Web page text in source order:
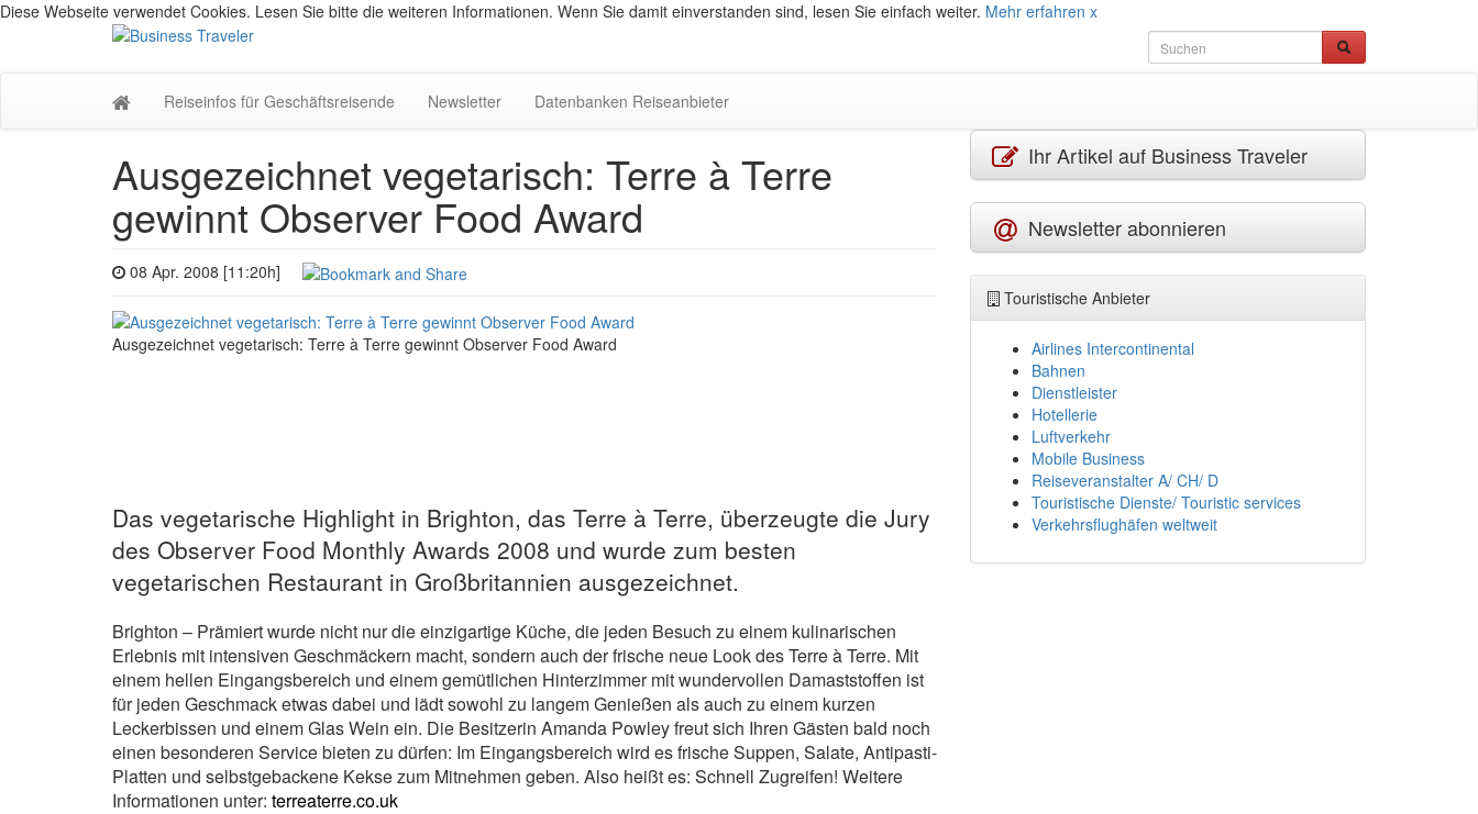
Diese Webseite verwendet Cookies. Lesen Sie bitte die weiteren Informationen. Wenn Sie damit einverstanden sind, lesen Sie einfach weiter. Mehr erfahren x
Reiseinfos für Geschäftsreisende Newsletter Datenbanken Reiseanbieter
Ausgezeichnet vegetarisch: Terre à Terre
gewinnt Observer Food Award
08 Apr. 2008 [11:20h]
Ausgezeichnet vegetarisch: Terre à Terre gewinnt Observer Food Award
Das vegetarische Highlight in Brighton, das Terre à Terre, überzeugte die Jury
des Observer Food Monthly Awards 2008 und wurde zum besten
vegetarischen Restaurant in Großbritannien ausgezeichnet.
Brighton – Prämiert wurde nicht nur die einzigartige Küche, die jeden Besuch zu einem kulinarischen
Erlebnis mit intensiven Geschmäckern macht, sondern auch der frische neue Look des Terre à Terre. Mit
einem hellen Eingangsbereich und einem gemütlichen Hinterzimmer mit wundervollen Damaststoffen ist
für jeden Geschmack etwas dabei und lädt sowohl zu langem Genießen als auch zu einem kurzen
Leckerbissen und einem Glas Wein ein. Die Besitzerin Amanda Powley freut sich Ihren Gästen bald noch
einen besonderen Service bieten zu dürfen: Im Eingangsbereich wird es frische Suppen, Salate, Antipasti-
Platten und selbstgebackene Kekse zum Mitnehmen geben. Also heißt es: Schnell Zugreifen! Weitere
Informationen unter: terreaterre.co.uk
Ihr Artikel auf Business Traveler
Newsletter abonnieren
Touristische Anbieter
Airlines Intercontinental
Bahnen
Dienstleister
Hotellerie
Luftverkehr
Mobile Business
Reiseveranstalter A/ CH/ D
Touristische Dienste/ Touristic services
Verkehrsflughäfen weltweit